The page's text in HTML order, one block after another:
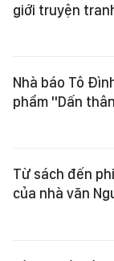
giới truyện
Nhà báo Tô
phẩm "Dấn
Từ sách đến
của nhà văn